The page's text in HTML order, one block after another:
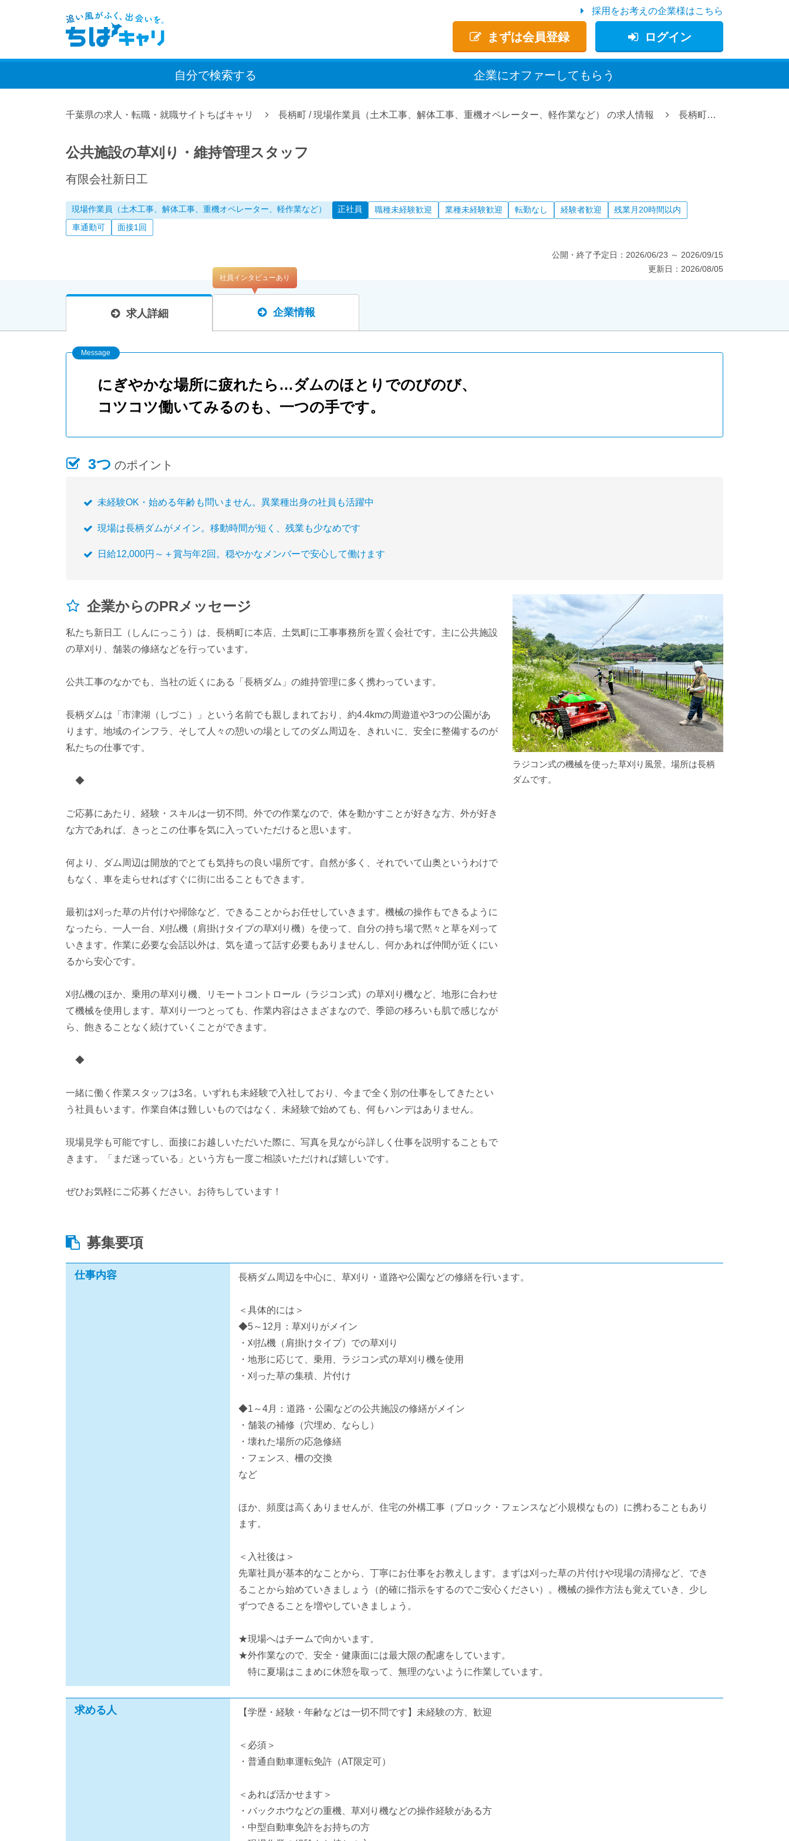
まずは会員登録 ログイン
採用をお考えの企業様はこちら
自分で検索する 企業にオファー してもらう
千葉県の求人・転職・就職サイトちばキャリ 長柄町 /現場作業員（土木工事、解体工事、重機オペレーター、軽作業など） の求人情報 長柄町の現場作業員（土木工事、解体工事、重機オペレーター、軽作業など）の求人情報
公共施設の草刈り・維持管理スタッフ
有限会社新日工
現場作業員（土木工事、解体工事、重機オペレーター、軽作業など） 正社員 職種未経験歓迎 業種未経験歓迎 転勤なし 経験者歓迎
残業月20時間以内
車通勤可
面接1回
公開・終了予定日： 2026/06/23 ～ 2026/09/15
更新日： 2026/08/05
求人詳細 企業情報
社員インタビューあり
にぎやかな場所に疲れたら…ダムのほとりでのびのび、
コツコツ働いてみるのも、一つの手です。
3つ のポイント
未経験OK・始める年齢も問いません。異業種出身の社員も活躍中
現場は長柄ダムがメイン。移動時間が短く、残業も少なめです
日給12,000円～＋賞与年2回。穏やかなメンバーで安心して働けます
企業からのPRメッセージ
私たち新日工（しんにっこう）は、長柄町に本店、土気町に工事事務所を置く会社です。主に公共施設
の草刈り、舗装の修繕などを行っています。
公共工事のなかでも、当社の近くにある「長柄ダム」の維持管理に多く携わっています。
長柄ダムは「市津湖（しづこ）」という名前でも親しまれており、約4.4kmの周遊道や3つの公園があ
ります。地域のインフラ、そして人々の憩いの場としてのダム周辺を、きれいに、安全に整備するのが
私たちの仕事です。
◆
ご応募にあたり、経験・スキルは一切不問。外での作業なので、体を動かすことが好きな方、外が好き
な方であれば、きっとこの仕事を気に入っていただけると思います。
何より、ダム周辺は開放的でとても気持ちの良い場所です。自然が多く、それでいて山奥というわけで
もなく、車を走らせればすぐに街に出ることもできます。
最初は刈った草の片付けや掃除など、できることからお任せしていきます。機械の操作もできるように
なったら、一人一台、刈払機（肩掛けタイプの草刈り機）を使って、自分の持ち場で黙々と草を刈って
いきます。作業に必要な会話以外は、気を遣って話す必要もありませんし、何かあれば仲間が近くにい
るから安心です。
刈払機のほか、乗用の草刈り機、リモートコントロール（ラジコン式）の草刈り機など、地形に合わせ
て機械を使用します。草刈り一つとっても、作業内容はさまざまなので、季節の移ろいも肌で感じなが
ら、飽きることなく続けていくことができます。
◆
一緒に働く作業スタッフは3名。いずれも未経験で入社しており、今まで全く別の仕事をしてきたとい
う社員もいます。作業自体は難しいものではなく、未経験で始めても、何もハンデはありません。
現場見学も可能ですし、面接にお越しいただいた際に、写真を見ながら詳しく仕事を説明することもで
きます。「まだ迷っている」という方も一度ご相談いただければ嬉しいです。
ぜひお気軽にご応募ください。お待ちしています！
ラジコン式の機械を使った草刈り風景。場所は長柄
ダムです。
募集要項
仕事内容 長柄ダム周辺を中心に、草刈り・道路や公園などの修繕を行います。
＜具体的には＞
◆5～12月：草刈りがメイン
・刈払機（肩掛けタイプ）での草刈り
・地形に応じて、乗用、ラジコン式の草刈り機を使用
・刈った草の集積、片付け
◆1～4月：道路・公園などの公共施設の修繕がメイン
・舗装の補修（穴埋め、ならし）
・壊れた場所の応急修繕
・フェンス、柵の交換
など
ほか、頻度は高くありませんが、住宅の外構工事（ブロック・フェンスなど小規模なもの）に携わることもあり
ます。
＜入社後は＞
先輩社員が基本的なことから、丁寧にお仕事をお教えします。まずは刈った草の片付けや現場の清掃など、でき
ることから始めていきましょう（的確に指示をするのでご安心ください）。機械の操作方法も覚えていき、少し
ずつできることを増やしていきましょう。
★現場へはチームで向かいます。
★外作業なので、安全・健康面には最大限の配慮をしています。
特に夏場はこまめに休憩を取って、無理のないように作業しています。
求める人 【学歴・経験・年齢などは一切不問です】未経験の方、歓迎
＜必須＞
・普通自動車運転免許（AT限定可）
＜あれば活かせます＞
・バックホウなどの重機、草刈り機などの操作経験がある方
・中型自動車免許をお持ちの方